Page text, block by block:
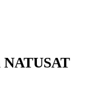
NATUSAT